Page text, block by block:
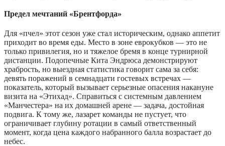
Предел мечтаний «Брентфорда»
Для «пчел» этот сезон уже стал историческим, однако аппетит
приходит во время еды. Место в зоне еврокубков — это не
только привилегия, но и тяжелое бремя в конце турнирной
дистанции. Подопечные Кита Эндрюса демонстрируют
храбрость, но выездная статистика говорит сама за себя:
девять поражений в семнадцати гостевых встречах —
показатель, который вызывает серьезные опасения накануне
визита на «Этихад». Справиться с системным давлением
«Манчестера» на их домашней арене — задача, достойная
подвига. К тому же, лазарет команды не пустует, что
ограничивает глубину ротации в самый ответственный
момент, когда цена каждого набранного балла возрастает до
небес.